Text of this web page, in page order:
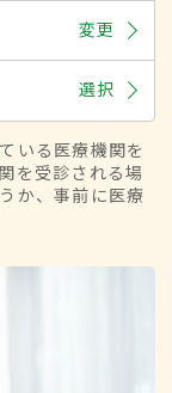
変更
選択
いる医療機関を
を受診される場
か、事前に医療